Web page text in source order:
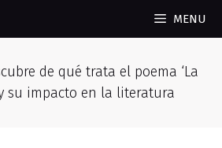
MENU
de qué trata el poema ‘La
su impacto en la literatura